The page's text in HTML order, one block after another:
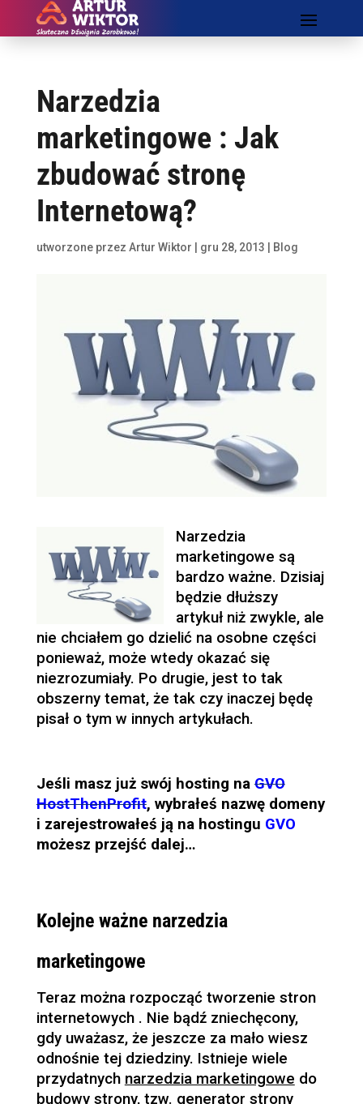
Narzedzia
marketingowe : Jak
zbudować stronę
Internetową?
utworzone przez Artur Wiktor gru 28, 2013 Blog
Narzedzia
marketingowe są
bardzo ważne. Dzisiaj
będzie dłuższy
artykuł niż zwykle, ale
nie chciałem go dzielić na osobne części
ponieważ, może wtedy okazać się
niezrozumiały. Po drugie, jest to tak
obszerny temat, że tak czy inaczej będę
pisał o tym w innych artykułach.
Jeśli masz już swój hosting naGVO
HostThenProfit, wybrałeś nazwę domeny
i zarejestrowałeś ją na hostingu GVO
możesz przejść dalej…
Kolejne ważne narzedzia
marketingowe
Teraz można rozpocząć tworzenie stron
internetowych . Nie bądź zniechęcony,
gdy uważasz, że jeszcze za mało wiesz
odnośnie tej dziedziny. Istnieje wiele
przydatnych narzedzia marketingowe do
budowy strony, tzw. generator strony